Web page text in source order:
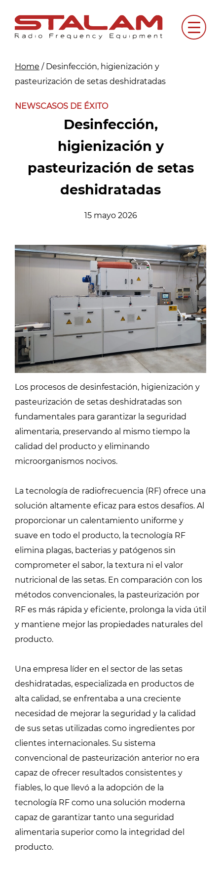
content
Menu
Home / Desinfección, higienización y
pasteurización de setas deshidratadas
NEWSCASOS DE ÉXITO
Desinfección,
higienización y
pasteurización de setas
deshidratadas
15 mayo 2026
Los procesos de desinfestación, higienización y
pasteurización de setas deshidratadas son
fundamentales para garantizar la seguridad
alimentaria, preservando al mismo tiempo la
calidad del producto y eliminando
microorganismos nocivos.
La tecnología de radiofrecuencia (RF) ofrece una
solución altamente eficaz para estos desafíos. Al
proporcionar un calentamiento uniforme y
suave en todo el producto, la tecnología RF
elimina plagas, bacterias y patógenos sin
comprometer el sabor, la textura ni el valor
nutricional de las setas. En comparación con los
métodos convencionales, la pasteurización por
RF es más rápida y eficiente, prolonga la vida útil
y mantiene mejor las propiedades naturales del
producto.
Una empresa líder en el sector de las setas
deshidratadas, especializada en productos de
alta calidad, se enfrentaba a una creciente
necesidad de mejorar la seguridad y la calidad
de sus setas utilizadas como ingredientes por
clientes internacionales. Su sistema
convencional de pasteurización anterior no era
capaz de ofrecer resultados consistentes y
fiables, lo que llevó a la adopción de la
tecnología RF como una solución moderna
capaz de garantizar tanto una seguridad
alimentaria superior como la integridad del
producto.